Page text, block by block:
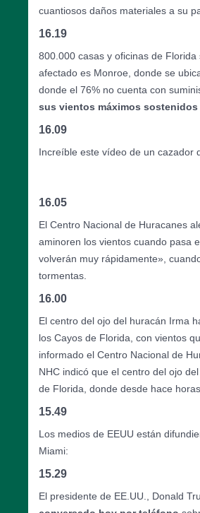
cuantiosos daños materiales a su
16.19
800.000 casas y oficinas de
afectado es Monroe, donde se
donde el 76% no cuenta con
sus vientos máximos sostenidos
16.09
Increíble este vídeo de un cazador
16.05
El Centro Nacional de Huracanes
aminoren los vientos cuando pasa
volverán muy rápidamente»,
tormentas.
16.00
El centro del ojo del huracán Irma
los Cayos de Florida, con vientos
informado el Centro Nacional de
NHC indicó que el centro del ojo
de Florida, donde desde hace
15.49
Los medios de EEUU están
Miami:
15.29
El presidente de EE.UU., Donald